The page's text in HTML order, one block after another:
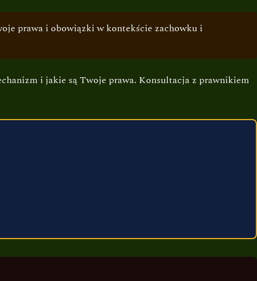
prawa i obowiązki w kontekście zachowku i
i jakie są Twoje prawa. Konsultacja z prawnikiem